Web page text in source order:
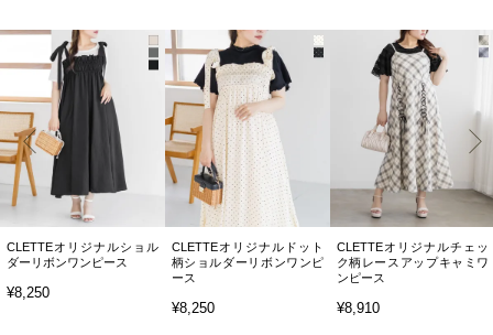
CLETTEオリジナルショル
ダーリボンワンピース
¥8,250
CLETTEオリジナルドット
柄ショルダーリボンワンピ
ース
¥8,250
CLETTEオリジナルチェッ
ク柄レースアップキャミワ
ンピース
¥8,910